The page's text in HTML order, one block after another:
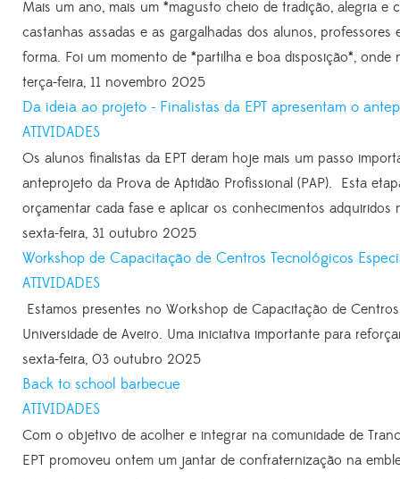
Mais um ano, mais um *magusto cheio de tradição, alegria
castanhas assadas e as gargalhadas dos alunos,
forma. Foi um momento de *partilha e boa disposição*, onde
terça-feira, 11 novembro 2025
Da ideia ao projeto - Finalistas da EPT apresentam o
ATIVIDADES
Os alunos finalistas da EPT deram hoje mais um passo
anteprojeto da Prova de Aptidão Profissional (PAP). Esta
orçamentar cada fase e aplicar os conhecimentos adquiridos
sexta-feira, 31 outubro 2025
Workshop de Capacitação de Centros Tecnológicos
ATIVIDADES
Estamos presentes no Workshop de Capacitação de
Universidade de Aveiro. Uma iniciativa importante para
sexta-feira, 03 outubro 2025
Back to school barbecue
ATIVIDADES
Com o objetivo de acolher e integrar na comunidade de
EPT promoveu ontem um jantar de confraternização na